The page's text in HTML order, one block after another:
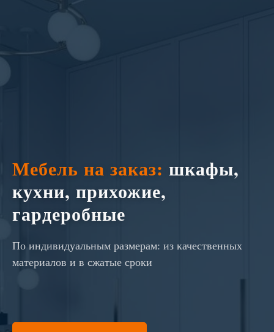
Мебель на заказ: шкафы,
кухни, прихожие,
гардеробные
По индивидуальным размерам: из качественных
материалов и в сжатые сроки